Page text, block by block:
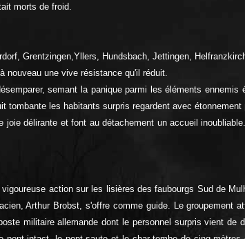
morts de froid.
Grentzingen,Yllers, Hundsbach, Jettingen,
une vive résistance qu'il réduit.
semant la panique parmi les éléments
les habitants surpris regardent avec étonnement
délirante et font au détachement un accueil
action sur les lisières des faubourgs Sud de
Arthur Brobst, s'offre comme guide. Le
militaire allemande dont le personnel surpris vient